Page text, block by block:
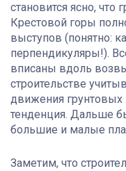
становится ясно, что
Крестовой горы
выступов (понятно:
перпендикуляры!).
вписаны вдоль
строительстве
движения грунтовых
тенденция. Дальше
большие и малые
Заметим, что